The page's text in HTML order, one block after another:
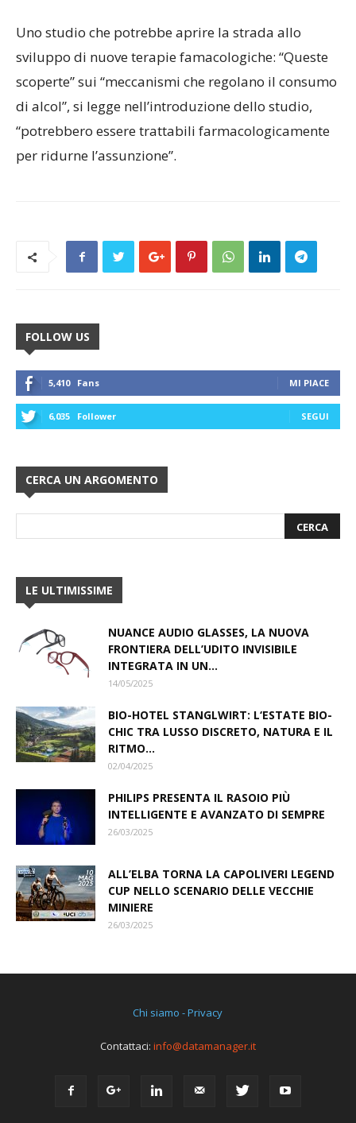
Uno studio che potrebbe aprire la strada allo
sviluppo di nuove terapie famacologiche: “Queste
scoperte” sui “meccanismi che regolano il consumo
di alcol”, si legge nell’introduzione dello studio,
“potrebbero essere trattabili farmacologicamente
per ridurne l’assunzione”.
FOLLOW US
5,410 Fans MI PIACE
6,035 Follower SEGUI
CERCA UN ARGOMENTO
LE ULTIMISSIME
NUANCE AUDIO GLASSES, LA NUOVA
FRONTIERA DELL’UDITO INVISIBILE
INTEGRATA IN UN...
14/05/2025
BIO-HOTEL STANGLWIRT: L‘ESTATE BIO-
CHIC TRA LUSSO DISCRETO, NATURA E IL
RITMO...
02/04/2025
PHILIPS PRESENTA IL RASOIO PIÙ
INTELLIGENTE E AVANZATO DI SEMPRE
26/03/2025
ALL’ELBA TORNA LA CAPOLIVERI LEGEND
CUP NELLO SCENARIO DELLE VECCHIE
MINIERE
26/03/2025
Chi siamo - Privacy
Contattaci: info@datamanager.it